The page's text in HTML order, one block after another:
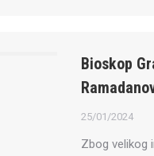
Bioskop
25/01/2024
Zbog velikog